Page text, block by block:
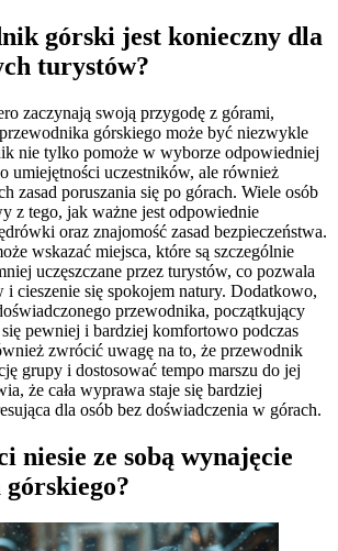
górski jest konieczny dla
turystów?
zaczynają swoją przygodę z górami,
górskiego może być niezwykle
nie tylko pomoże w wyborze odpowiedniej
umiejętności uczestników, ale również
zasad poruszania się po górach. Wiele osób
z tego, jak ważne jest odpowiednie
oraz znajomość zasad bezpieczeństwa.
wskazać miejsca, które są szczególnie
uczęszczane przez turystów, co pozwala
i cieszenie się spokojem natury. Dodatkowo,
przewodnika, początkujący
pewniej i bardziej komfortowo podczas
zwrócić uwagę na to, że przewodnik
grupy i dostosować tempo marszu do jej
że cała wyprawa staje się bardziej
dla osób bez doświadczenia w górach.
niesie ze sobą wynajęcie